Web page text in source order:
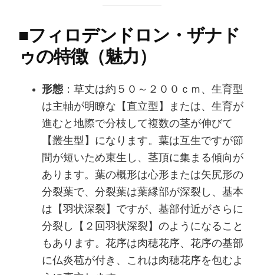
■フィロデンドロン・ザナド
ゥの特徴（魅力）
形態 ：草丈は約５０～２００ｃｍ、生育型
は主軸が明瞭な【直立型】または、生育が
進むと地際で分枝して複数の茎が伸びて
【叢生型】になります。葉は互生ですが節
間が短いため束生し、茎頂に集まる傾向が
あります。葉の概形は心形または矢尻形の
分裂葉で、分裂葉は葉縁部が深裂し、基本
は【羽状深裂】ですが、基部付近がさらに
分裂し【２回羽状深裂】のようになること
もあります。花序は肉穂花序、花序の基部
に仏炎苞が付き、これは肉穂花序を包むよ